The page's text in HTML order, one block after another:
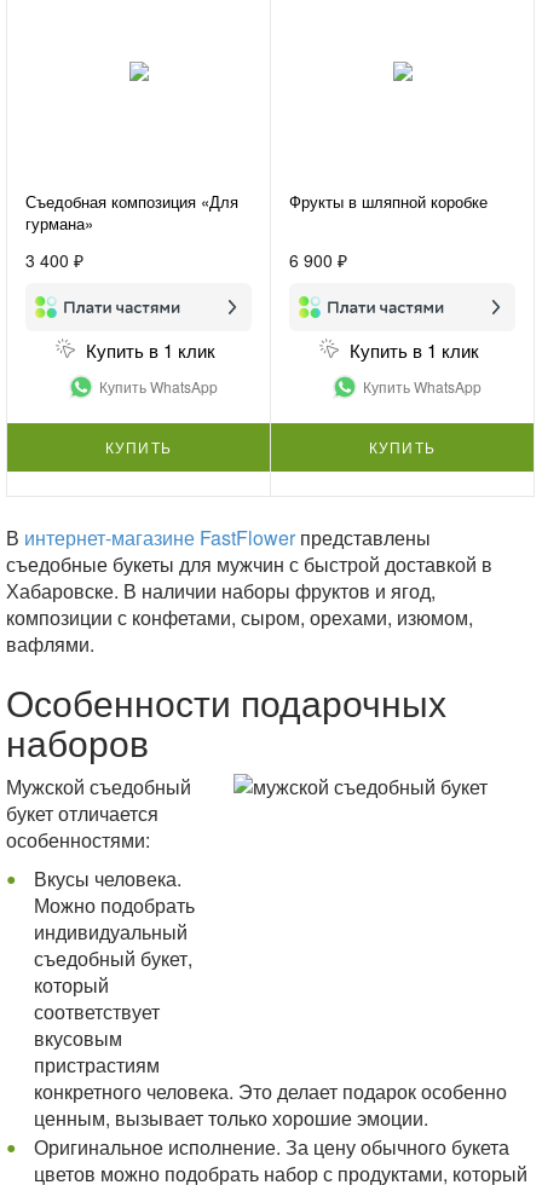
Съедобная композиция «Для
гурмана»
3 400 ₽
Купить в 1 клик
Купить WhatsApp
КУПИТЬ
Фрукты в шляпной коробке
6 900 ₽
Купить в 1 клик
Купить WhatsApp
КУПИТЬ
В интернет-магазине FastFlower представлены
съедобные букеты для мужчин с быстрой доставкой в
Хабаровске. В наличии наборы фруктов и ягод,
композиции с конфетами, сыром, орехами, изюмом,
вафлями.
Особенности подарочных
наборов
Мужской съедобный
букет отличается
особенностями:
Вкусы человека.
Можно подобрать
индивидуальный
съедобный букет,
который
соответствует
вкусовым
пристрастиям
конкретного человека. Это делает подарок особенно
ценным, вызывает только хорошие эмоции.
Оригинальное исполнение. За цену обычного букета
цветов можно подобрать набор с продуктами, который